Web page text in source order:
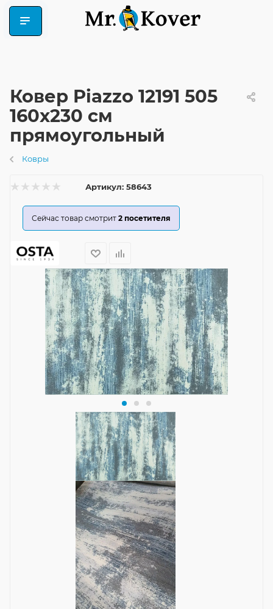
Ковер Piazzo 12191 505
160x230 см
прямоугольный
Ковры
Артикул: 58643
Сейчас товар смотрит 2 посетителя